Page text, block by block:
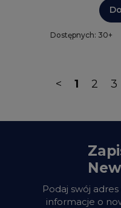
Dostępnych: 30+
< 1 2 3
Podaj swój
informacje o